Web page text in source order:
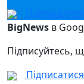
BigNews в
Підписуйтесь,